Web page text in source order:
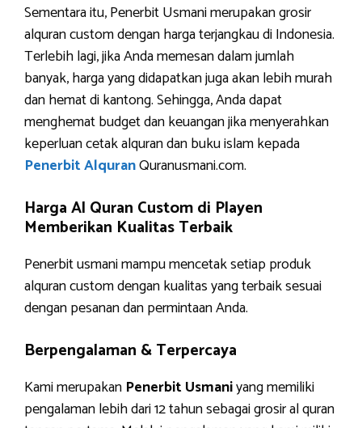
Sementara itu, Penerbit Usmani merupakan grosir
alquran custom dengan harga terjangkau di Indonesia.
Terlebih lagi, jika Anda memesan dalam jumlah
banyak, harga yang didapatkan juga akan lebih murah
dan hemat di kantong. Sehingga, Anda dapat
menghemat budget dan keuangan jika menyerahkan
keperluan cetak alquran dan buku islam kepada
Penerbit AlquranQuranusmani.com.
Harga Al Quran Custom di Playen
Memberikan Kualitas Terbaik
Penerbit usmani mampu mencetak setiap produk
alquran custom dengan kualitas yang terbaik sesuai
dengan pesanan dan permintaan Anda.
Berpengalaman & Terpercaya
Kami merupakan Penerbit Usmaniyang memiliki
pengalaman lebih dari 12 tahun sebagai grosir al quran